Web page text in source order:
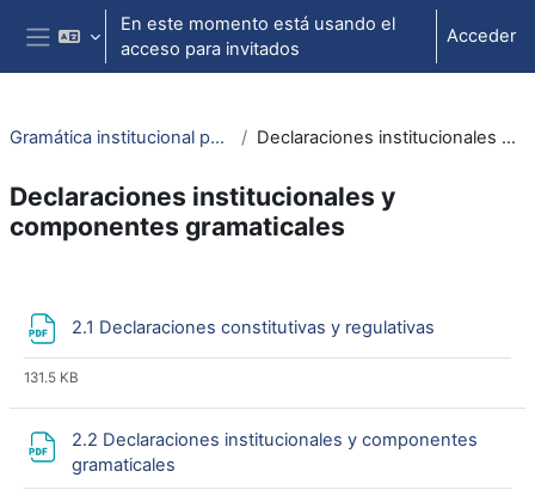
Salta al contenido principal
Panel lateral
En este momento está usando el
acceso para invitados
Acceder
Gramática institucional para el análisis de reglas Declaraciones institucionales y componentes gramaticales
Declaraciones institucionales y
componentes gramaticales
2.1 Declaraciones constitutivas y regulativas
131.5 KB
2.2 Declaraciones institucionales y componentes
gramaticales